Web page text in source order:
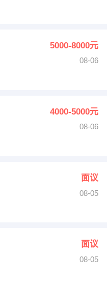
5000-8000元
08-06
4000-5000元
08-06
面议
08-05
面议
08-05